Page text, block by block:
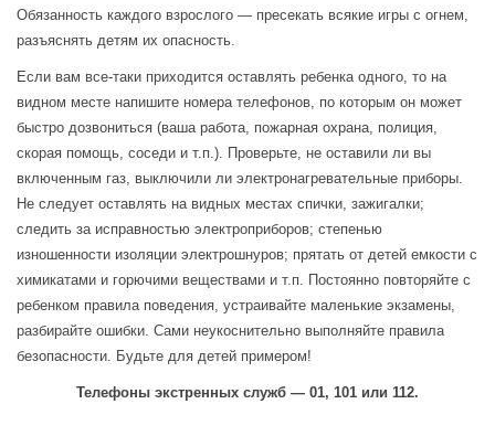
Обязанность каждого взрослого — пресекать всякие игры с огнем,
разъяснять детям их опасность.
Если вам все-таки приходится оставлять ребенка одного, то на
видном месте напишите номера телефонов, по которым он может
быстро дозвониться (ваша работа, пожарная охрана, полиция,
скорая помощь, соседи и т.п.). Проверьте, не оставили ли вы
включенным газ, выключили ли электронагревательные приборы.
Не следует оставлять на видных местах спички, зажигалки;
следить за исправностью электроприборов; степенью
изношенности изоляции электрошнуров; прятать от детей емкости с
химикатами и горючими веществами и т.п. Постоянно повторяйте с
ребенком правила поведения, устраивайте маленькие экзамены,
разбирайте ошибки. Сами неукоснительно выполняйте правила
безопасности. Будьте для детей примером!
Телефоны экстренных служб — 01, 101 или 112.